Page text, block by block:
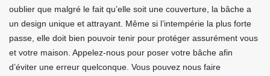
oublier que malgré le fait qu’elle soit une couverture, la bâche a
un design unique et attrayant. Même si l’intempérie la plus forte
passe, elle doit bien pouvoir tenir pour protéger assurément vous
et votre maison. Appelez-nous pour poser votre bâche afin
d’éviter une erreur quelconque. Vous pouvez nous faire